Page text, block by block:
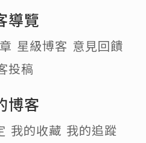
導覽
星級博客 意見回饋
投稿
博客
我的收藏 我的追蹤